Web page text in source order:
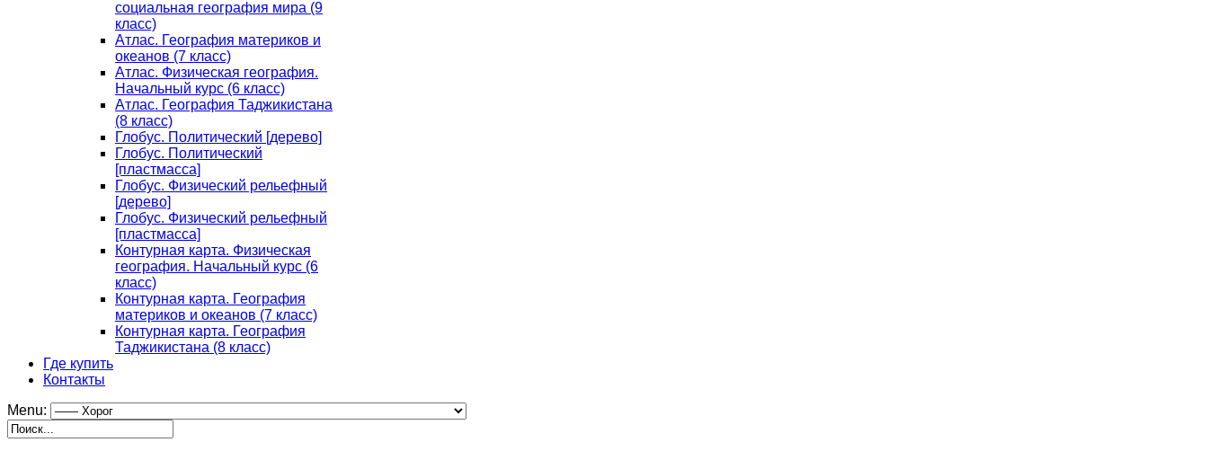
социальная география мира (9
класс)
Атлас. География материков и
океанов (7 класс)
Атлас. Физическая география.
Начальный курс (6 класс)
Атлас. География Таджикистана
(8 класс)
Глобус. Политический [дерево]
Глобус. Политический
[пластмасса]
Глобус. Физический рельефный
[дерево]
Глобус. Физический рельефный
[пластмасса]
Контурная карта. Физическая
география. Начальный курс (6
класс)
Контурная карта. География
материков и океанов (7 класс)
Контурная карта. География
Таджикистана (8 класс)
Где купить
Контакты
Menu: